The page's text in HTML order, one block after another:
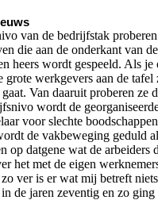
van de bedrijfstak
die aan de onderkant van
heers wordt gespeeld. Als
grote werkgevers aan de
Van daaruit proberen ze
wordt de
voor slechte
de vakbeweging geduld
op datgene wat de arbeiders
het met de eigen
ver is er wat mij betreft
de jaren zeventig en zo